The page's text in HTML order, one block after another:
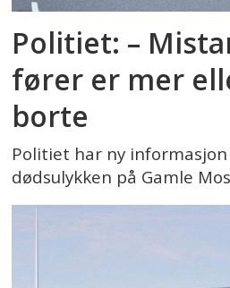
Politiet: –
fører er mer
borte
Politiet har ny
dødsulykken på Gamle